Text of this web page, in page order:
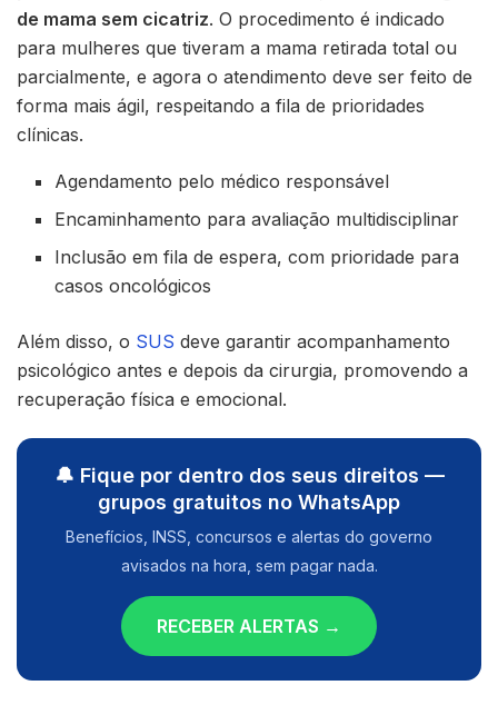
de mama sem cicatriz. O procedimento é indicado
para mulheres que tiveram a mama retirada total ou
parcialmente, e agora o atendimento deve ser feito de
forma mais ágil, respeitando a fila de prioridades
clínicas.
Agendamento pelo médico responsável
Encaminhamento para avaliação multidisciplinar
Inclusão em fila de espera, com prioridade para
casos oncológicos
Além disso, o SUS deve garantir acompanhamento
psicológico antes e depois da cirurgia, promovendo a
recuperação física e emocional.
🔔 Fique por dentro dos seus direitos —
grupos gratuitos no WhatsApp
Benefícios, INSS, concursos e alertas do governo
avisados na hora, sem pagar nada.
RECEBER ALERTAS →